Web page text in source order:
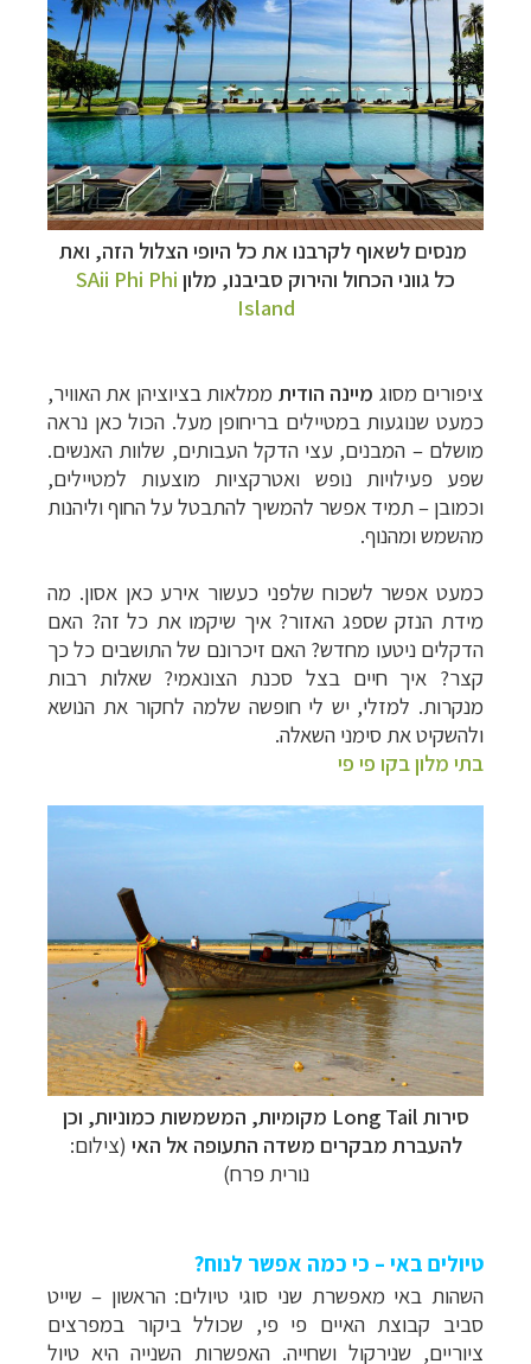
מנסים לשאוף לקרבנו את כל היופי הצלול הזה, ואת
כל גווני הכחול והירוק סביבנו, מלון SAii Phi Phi
Island
ציפורים מסוג מיינה הודית ממלאות בציוציהן את האוויר,
כמעט שנוגעות במטיילים בריחופן מעל. הכול כאן נראה
מושלם– המבנים, עצי הדקל העבותים, שלוות האנשים.
שפע פעילויות נופש ואטרקציות מוצעות למטיילים,
וכמובן – תמיד אפשר להמשיך להתבטל על החוף וליהנות
מהשמש ומהנוף.
כמעט אפשר לשכוח שלפני כעשור אירע כאן אסון. מה
מידת הנזק שספג האזור? איך שיקמו את כל זה? האם
הדקלים ניטעו מחדש? האם זיכרונם של התושבים כל כך
קצר? איך חיים בצל סכנת הצונאמי? שאלות רבות
מנקרות. למזלי, יש לי חופשה שלמה לחקור את הנושא
ולהשקיט את סימני השאלה.
בתי מלון בקו פי פי
סירות Long Tail מקומיות, המשמשות כמוניות, וכן
להעברת מבקרים משדה התעופה אל האי (צילום:
נורית פרח)
טיולים באי – כי כמה אפשר לנוח?
השהות באי מאפשרת שני סוגי טיולים: הראשון– שייט
סביב קבוצת האיים פי פי, שכולל ביקור במפרצים
ציוריים, שנירקול ושחייה. האפשרות השנייה היא טיול